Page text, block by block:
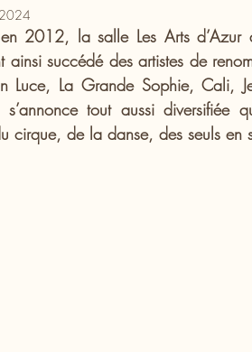
2012, la salle Les Arts
ainsi succédé des artistes de
Luce, La Grande Sophie, Cali,
tout aussi diversifiée
cirque, de la danse, des seuls en